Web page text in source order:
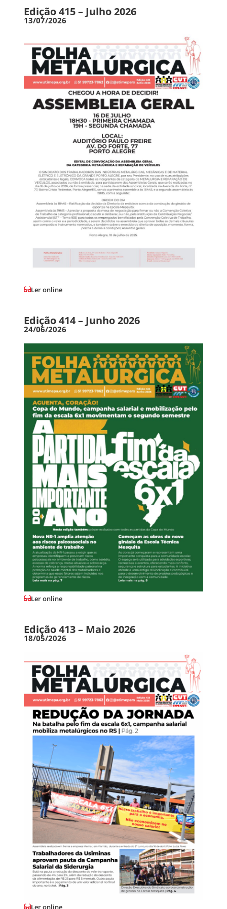
Edição 415 – Julho 2026
13/07/2026
Ler online
Edição 414 – Junho 2026
24/06/2026
Ler online
Edição 413 – Maio 2026
18/05/2026
Ler online